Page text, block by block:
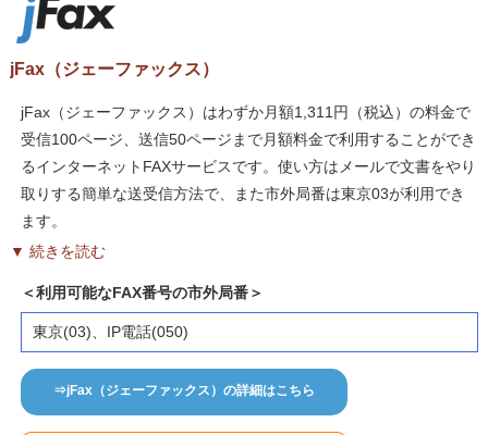
jFax（ジェーファックス）
jFax（ジェーファックス）はわずか月額1,311円（税込）の料金で
受信100ページ、送信50ページまで月額料金で利用することができ
るインターネットFAXサービスです。使い方はメールで文書をやり
取りする簡単な送受信方法で、また市外局番は東京03が利用でき
ます。
▼ 続きを読む
＜利用可能なFAX番号の市外局番＞
東京(03)、IP電話(050)
⇒jFax（ジェーファックス）の詳細はこちら